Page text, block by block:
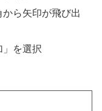
ら矢印が飛び出
」を選択